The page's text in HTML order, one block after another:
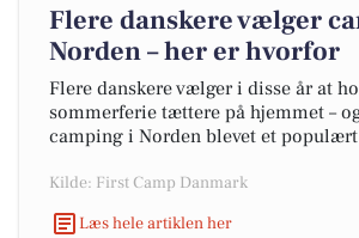
Flere danskere vælger
Norden – her er hvorfor
Flere danskere vælger i disse år at
sommerferie tættere på hjemmet –
camping i Norden blevet et
Kilde: First Camp Danmark
Læs hele artiklen her